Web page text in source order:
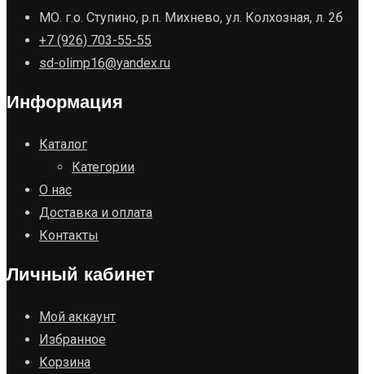
МО. г.о. Ступино, р.п. Михнево, ул. Колхозная, л. 2б
+7 (926) 703-55-55
sd-olimp16@yandex.ru
Информация
Каталог
Категории
О нас
Доставка и оплата
Контакты
Личный кабинет
Мой аккаунт
Избранное
Корзина